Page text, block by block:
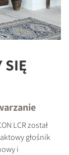
SIĘ
LCR został
głośnik
i